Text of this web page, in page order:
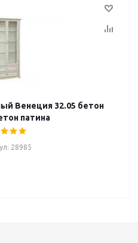
Венеция 32.05 бетон
патина
28985